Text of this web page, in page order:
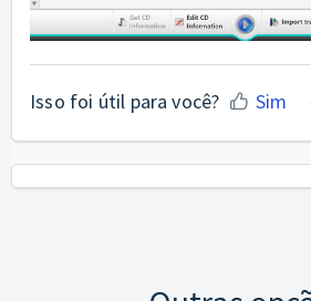
Isso foi útil para você? Sim